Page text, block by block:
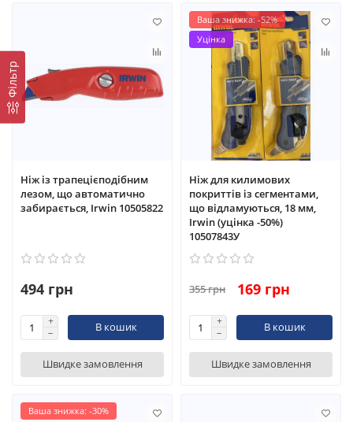
Фільтр
Ніж із трапецієподібним
лезом, що автоматично
забирається, Irwin 10505822
494 грн
В кошик
Швидке замовлення
Ваша знижка: -52%
Уцінка
Ніж для килимових
покриттів із сегментами,
що відламуються, 18 мм,
Irwin (уцінка -50%)
10507843У
355 грн 169 грн
В кошик
Швидке замовлення
Ваша знижка: -30%